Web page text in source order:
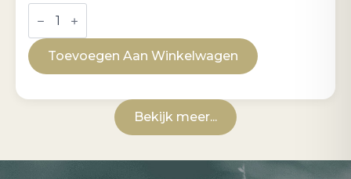
Houten
foto
urn
-
L
aantal
Toevoegen Aan Winkelwagen
Bekijk meer...